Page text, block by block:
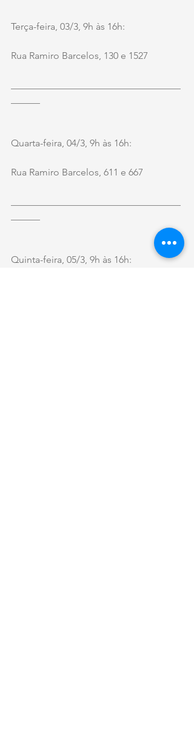
Terça-feira, 03/3, 9h às 16h:
Rua Ramiro Barcelos, 130 e 1527
Quarta-feira, 04/3, 9h às 16h:
Rua Ramiro Barcelos, 611 e 667
Quinta-feira, 05/3, 9h às 16h: